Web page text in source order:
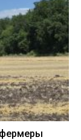
фермеры